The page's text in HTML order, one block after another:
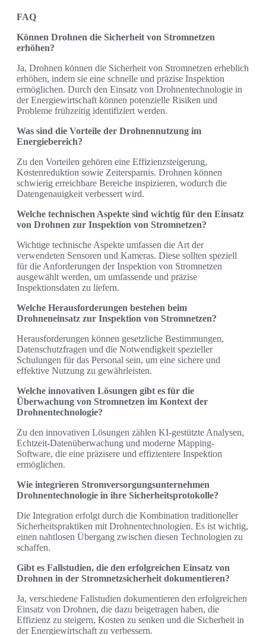
FAQ
Können Drohnen die Sicherheit von Stromnetzen
erhöhen?
Ja, Drohnen können die Sicherheit von Stromnetzen erheblich
erhöhen, indem sie eine schnelle und präzise Inspektion
ermöglichen. Durch den Einsatz von Drohnentechnologie in
der Energiewirtschaft können potenzielle Risiken und
Probleme frühzeitig identifiziert werden.
Was sind die Vorteile der Drohnennutzung im
Energiebereich?
Zu den Vorteilen gehören eine Effizienzsteigerung,
Kostenreduktion sowie Zeitersparnis. Drohnen können
schwierig erreichbare Bereiche inspizieren, wodurch die
Datengenauigkeit verbessert wird.
Welche technischen Aspekte sind wichtig für den Einsatz
von Drohnen zur Inspektion von Stromnetzen?
Wichtige technische Aspekte umfassen die Art der
verwendeten Sensoren und Kameras. Diese sollten speziell
für die Anforderungen der Inspektion von Stromnetzen
ausgewählt werden, um umfassende und präzise
Inspektionsdaten zu liefern.
Welche Herausforderungen bestehen beim
Drohneneinsatz zur Inspektion von Stromnetzen?
Herausforderungen können gesetzliche Bestimmungen,
Datenschutzfragen und die Notwendigkeit spezieller
Schulungen für das Personal sein, um eine sichere und
effektive Nutzung zu gewährleisten.
Welche innovativen Lösungen gibt es für die
Überwachung von Stromnetzen im Kontext der
Drohnentechnologie?
Zu den innovativen Lösungen zählen KI-gestützte Analysen,
Echtzeit-Datenüberwachung und moderne Mapping-
Software, die eine präzisere und effizientere Inspektion
ermöglichen.
Wie integrieren Stromversorgungsunternehmen
Drohnentechnologie in ihre Sicherheitsprotokolle?
Die Integration erfolgt durch die Kombination traditioneller
Sicherheitspraktiken mit Drohnentechnologien. Es ist wichtig,
einen nahtlosen Übergang zwischen diesen Technologien zu
schaffen.
Gibt es Fallstudien, die den erfolgreichen Einsatz von
Drohnen in der Stromnetzsicherheit dokumentieren?
Ja, verschiedene Fallstudien dokumentieren den erfolgreichen
Einsatz von Drohnen, die dazu beigetragen haben, die
Effizienz zu steigern, Kosten zu senken und die Sicherheit in
der Energiewirtschaft zu verbessern.